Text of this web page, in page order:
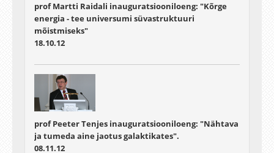
prof Martti Raidali inauguratsiooniloeng: "Kõrge
energia - tee universumi süvastruktuuri
mõistmiseks"
18.10.12
prof Peeter Tenjes inauguratsiooniloeng: "Nähtava
ja tumeda aine jaotus galaktikates".
08.11.12